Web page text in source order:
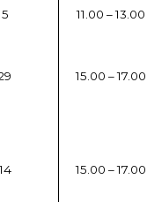
5 11.00 – 13.00
15.00 – 17.00
15.00 – 17.00